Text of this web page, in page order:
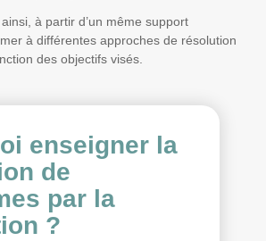
à partir d’un même support
à différentes approches de résolution
des objectifs visés.
enseigner la
de
par la
?